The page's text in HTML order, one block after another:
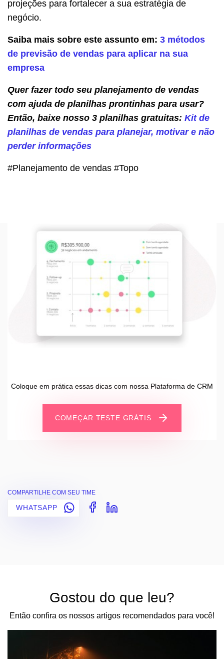
projeções para fortalecer a sua estratégia de
negócio.
Saiba mais sobre este assunto em: 3 métodos
de previsão de vendas para aplicar na sua
empresa
Quer fazer todo seu planejamento de vendas
com ajuda de planilhas prontinhas para usar?
Então, baixe nosso 3 planilhas gratuitas: Kit de
planilhas de vendas para planejar, motivar e não
perder informações
#Planejamento de vendas #Topo
Coloque em prática essas dicas com nossa Plataforma de CRM
COMEÇAR TESTE GRÁTIS
COMPARTILHE COM SEU TIME
WHATSAPP
Gostou do que leu?
Então confira os nossos artigos recomendados para você!